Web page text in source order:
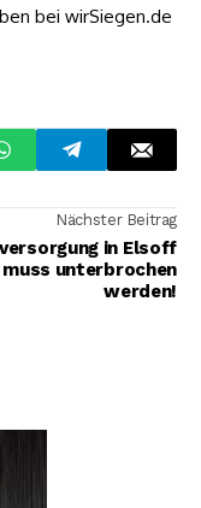
bei wirSiegen.de
Nächster Beitrag
in Elsoff
muss unterbrochen
werden!